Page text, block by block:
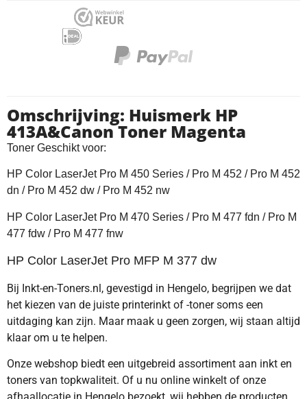
Omschrijving: Huismerk HP
413A&Canon Toner Magenta
Toner Geschikt voor:
HP Color LaserJet Pro M 450 Series / Pro M 452 / Pro M 452
dn / Pro M 452 dw / Pro M 452 nw
HP Color LaserJet Pro M 470 Series / Pro M 477 fdn / Pro M
477 fdw / Pro M 477 fnw
HP Color LaserJet Pro MFP M 377 dw
Bij Inkt-en-Toners.nl, gevestigd in Hengelo, begrijpen we dat
het kiezen van de juiste printerinkt of -toner soms een
uitdaging kan zijn. Maar maak u geen zorgen, wij staan altijd
klaar om u te helpen.
Onze webshop biedt een uitgebreid assortiment aan inkt en
toners van topkwaliteit. Of u nu online winkelt of onze